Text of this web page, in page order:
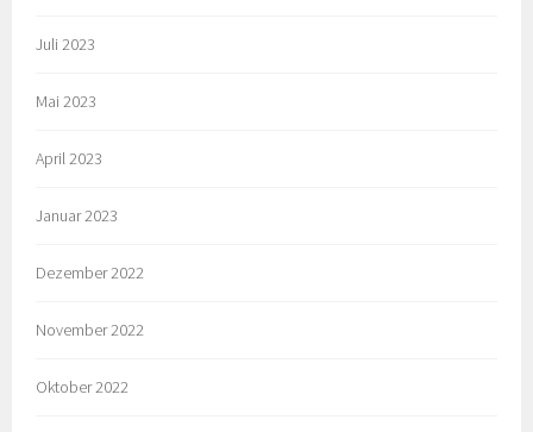
Juli 2023
Mai 2023
April 2023
Januar 2023
Dezember 2022
November 2022
Oktober 2022